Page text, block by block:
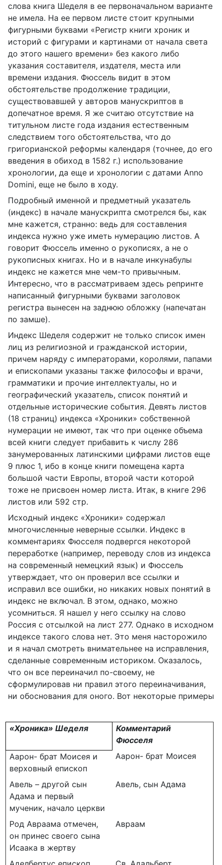
слова книга Шеделя в ее первоначальном варианте
не имела. На ее первом листе стоит крупными
фигурными буквами «Регистр книги хроник и
историй с фигурами и картинами от начала света
до этого нашего времени» без какого либо
указания составителя, издателя, места или
времени издания. Фюссель видит в этом
обстоятельстве продолжение традиции,
существовавшей у авторов манускриптов в
допечатное время. Я же считаю отсутствие на
титульном листе года издания естественным
следствием того обстоятельства, что до
григорианской реформы календаря (точнее, до его
введения в обиход в 1582 г.) использование
хронологии, да еще и хронологии с датами Anno
Domini, еще не было в ходу.
Подробный именной и предметный указатель
(индекс) в начале манускрипта смотрелся бы, как
мне кажется, странно: ведь для составления
индекса нужно уже иметь нумерацию листов. А
говорит Фюссель именно о рукописях, а не о
рукописных книгах. Но и в начале инкунабулы
индекс не кажется мне чем-то привычным.
Интересно, что в рассматриваем здесь репринте
написанный фигурными буквами заголовок
регистра вынесен на заднюю обложку (напечатан
по замше).
Индекс Шеделя содержит не только список имен
лиц из религиозной и гражданской истории,
причем наряду с императорами, королями, папами
и епископами указаны также философы и врачи,
грамматики и прочие интеллектуалы, но и
географический указатель, список понятий и
отдельные исторические события. Девять листов
(18 страниц) индекса «Хроники» собственной
нумерации не имеют, так что при оценке объема
всей книги следует прибавить к числу 286
занумерованных латинскими цифрами листов еще
9 плюс 1, ибо в конце книги помещена карта
большой части Европы, второй части которой
тоже не присвоен номер листа. Итак, в книге 296
листов или 592 стр.
Исходный индекс «Хроники» содержал
многочисленные неверные ссылки. Индекс в
комментариях Фюсселя подвергся некоторой
переработке (например, переводу слов из индекса
на современный немецкий язык) и Фюссель
утверждает, что он проверил все ссылки и
исправил все ошибки, но никаких новых понятий в
индекс не включал. В этом, однако, можно
усомниться. Я нашел у него ссылку на слово
Россия с отсылкой на лист 277. Однако в исходном
индексе такого слова нет. Это меня насторожило
и я начал смотреть внимательнее на исправления,
сделанные современным историком. Оказалось,
что он все переиначил по-своему, не
сформулировав ни правил этого переиначивания,
ни обоснования для оного. Вот некоторые примеры
«Хроника» Шеделя
Комментарий
Фюсселя
Аарон- брат Моисея и
верховный епископ
Аарон- брат Моисея
Авель – другой сын
Адама и первый
мученик, начало церкви
Авель, сын Адама
Род Авраама отмечен,
он принес своего сына
Исаака в жертву
Авраам